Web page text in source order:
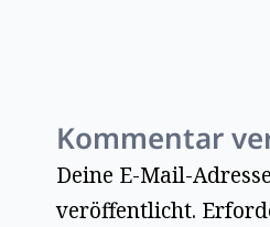
Kommentar
Deine E-Mail-
veröffentlicht.